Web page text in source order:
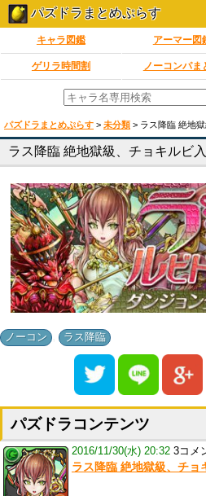
パズドラまとめぷらす
キャラ図鑑 アーマー図
ゲリラ時間割 ノーコンパま
パズドラまとめぷらす > 未分類 > ラス降臨 絶地
ラス降臨 絶地獄級、チョキルビ
ノーコン ラス降臨
パズドラコンテンツ
2016/11/30(水) 20:32 3コメ
ラス降臨 絶地獄級、チョ